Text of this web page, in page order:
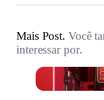
Mais Post. Você
interessar por.